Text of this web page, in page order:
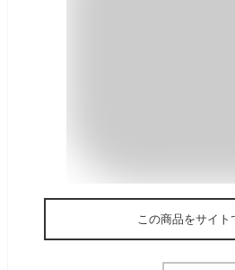
この商品をサイト